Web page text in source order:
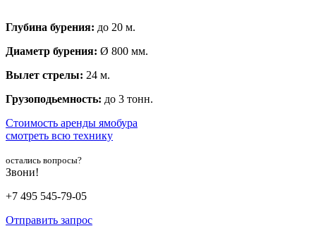
Глубина бурения: до 20 м.
Диаметр бурения: Ø 800 мм.
Вылет стрелы: 24 м.
Грузоподьемность: до 3 тонн.
Стоимость аренды ямобура
смотреть всю технику
остались вопросы?
Звони!
+7 495 545-79-05
Отправить запрос